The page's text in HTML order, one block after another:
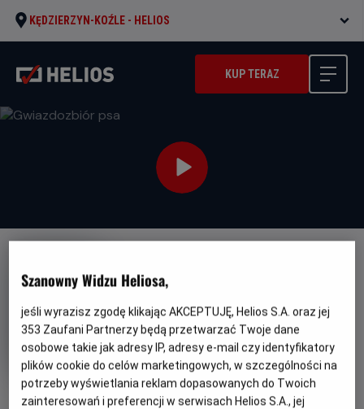
KĘDZIERZYN-KOŹLE - HELIOS
KUP TERAZ
OBSERWUJ
Gwiazdozbiór psa
Oryginalny
tytuł
The Dog Stars Gatunek
Akcja
Minimalny
wiek
Od 13 lat
Czas
trwania
119 min
Kraj
i
rok
produkcji
USA (2026)
Szanowny Widzu Heliosa,
jeśli wyrazisz zgodę klikając AKCEPTUJĘ, Helios S.A. oraz jej
353 Zaufani Partnerzy będą przetwarzać Twoje dane
osobowe takie jak adresy IP, adresy e-mail czy identyfikatory
plików cookie do celów marketingowych, w szczególności na
potrzeby wyświetlania reklam dopasowanych do Twoich
zainteresowań i preferencji w serwisach Helios S.A., jej